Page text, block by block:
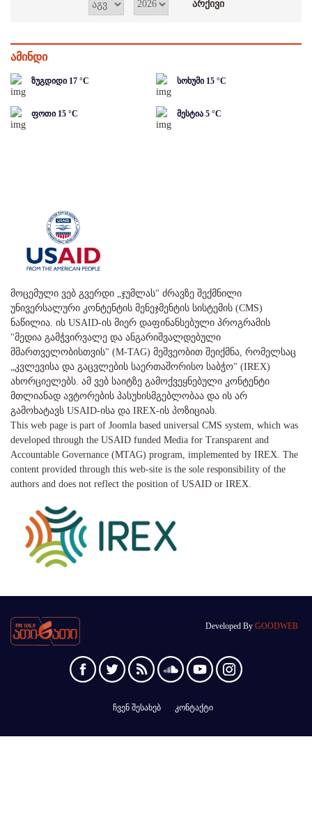
ამინდი
ზუგდიდი 17 °C სოხუმი 15 °C
ფოთი 15 °C მესტია 5 °C
მოცემული ვებ გვერდი „ჯუმლას" ძრავზე შექმნილი
უნივერსალური კონტენტის მენეჯმენტის სისტემის (CMS)
ნაწილია. ის USAID-ის მიერ დაფინანსებული პროგრამის
"მედია გამჭვირვალე და ანგარიშვალდებული
მმართველობისთვის" (M-TAG) მეშვეობით შეიქმნა, რომელსაც
„კვლევისა და გაცვლების საერთაშორისო საბჭო" (IREX)
ახორციელებს. ამ ვებ საიტზე გამოქვეყნებული კონტენტი
მთლიანად ავტორების პასუხისმგებლობაა და ის არ
გამოხატავს USAID-ისა და IREX-ის პოზიციას.
This web page is part of Joomla based universal CMS system, which was
developed through the USAID funded Media for Transparent and
Accountable Governance (MTAG) program, implemented by IREX. The
content provided through this web-site is the sole responsibility of the
authors and does not reflect the position of USAID or IREX.
Developed By GOODWEB
ჩვენ შესახებ კონტაქტი